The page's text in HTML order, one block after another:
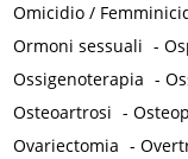
Omicidio /
Ormoni sessuali -
Ossigenoterapia -
Osteoartrosi -
Ovariectomia -